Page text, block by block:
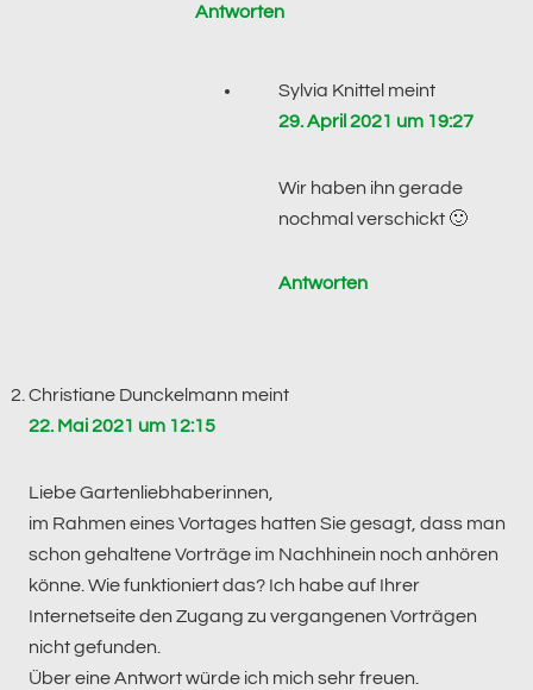
Antworten
Sylvia Knittel meint
29. April 2021 um 19:27
Wir haben ihn gerade
nochmal verschickt 🙂
Antworten
Christiane Dunckelmann meint
22. Mai 2021 um 12:15
Liebe Gartenliebhaberinnen,
im Rahmen eines Vortages hatten Sie gesagt, dass man
schon gehaltene Vorträge im Nachhinein noch anhören
könne. Wie funktioniert das? Ich habe auf Ihrer
Internetseite den Zugang zu vergangenen Vorträgen
nicht gefunden.
Über eine Antwort würde ich mich sehr freuen.